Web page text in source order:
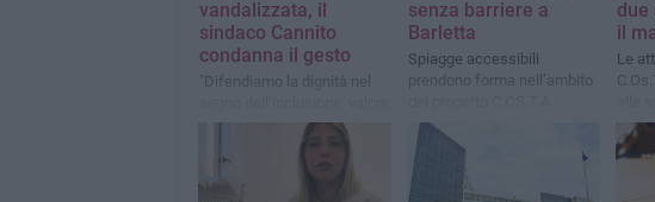
vandalizzata, il
sindaco Cannito
condanna il gesto
"Difendiamo la dignità nel
prioritario"
senza barriere a
Barletta
Spiagge accessibili
prendono forma nell’ambito
due
il
Le